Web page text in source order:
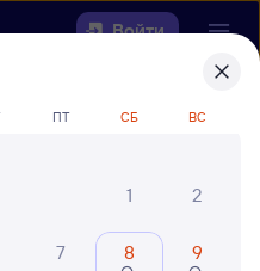
Войти
найтиж/д
— Икабья
42 млн путешествуют с
ПТ СБ ВС
1
2
7 8 9